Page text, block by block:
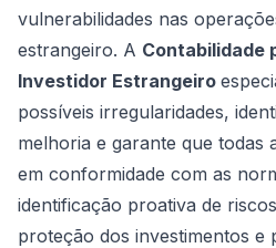
vulnerabilidades nas
estrangeiro. A Contabilidade
Investidor Estrangeiro
possíveis irregularidades,
melhoria e garante que todas
em conformidade com as
identificação proativa de
proteção dos investimentos e